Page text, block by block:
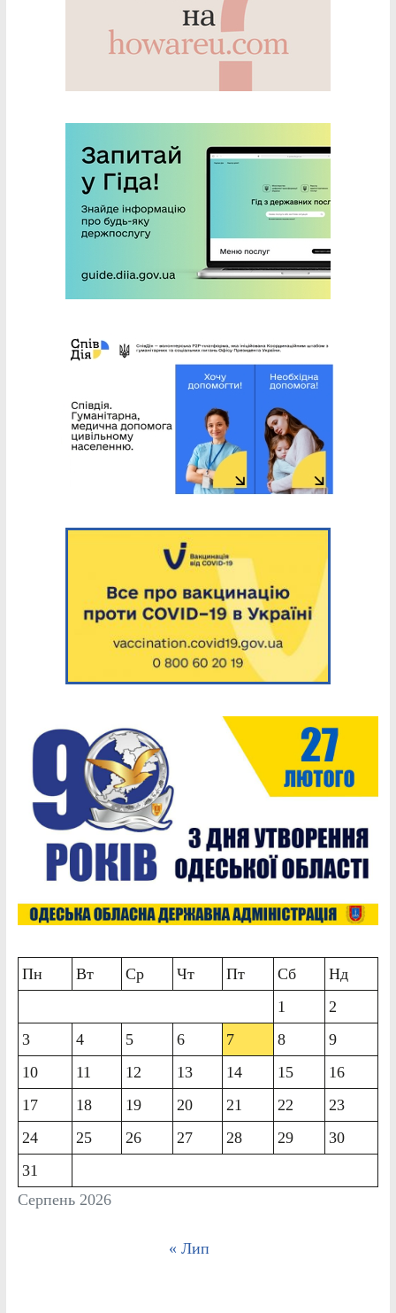
Серпень 2026
Пн Вт Ср Чт Пт Сб
Нд
1
2
3
4 5 6 7 8
9
10
11 12 13 14 15
16
17
18 19 20 21 22
23
24
25 26 27 28 29
30
31
« Лип